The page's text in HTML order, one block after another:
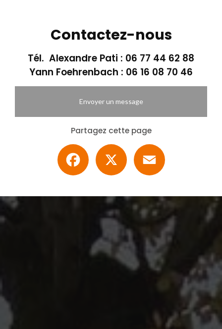
Contactez-nous
Tél. Alexandre Pati : 06 77 44 62 88
Yann Foehrenbach : 06 16 08 70 46
Envoyer un message
Partagez cette page
Facebook